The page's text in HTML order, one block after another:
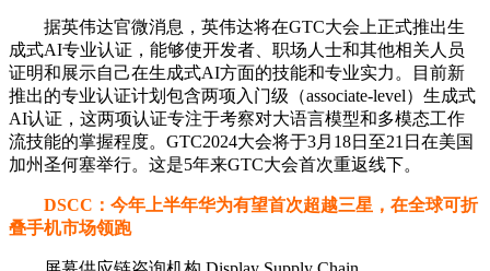
据英伟达官微消息，英伟达将在GTC大会上正式推出生
成式AI专业认证，能够使开发者、职场人士和其他相关人员
证明和展示自己在生成式AI方面的技能和专业实力。目前新
推出的专业认证计划包含两项入门级（associate-level）生成式
AI认证，这两项认证专注于考察对大语言模型和多模态工作
流技能的掌握程度。GTC2024大会将于3月18日至21日在美国
加州圣何塞举行。这是5年来GTC大会首次重返线下。
DSCC ： 今年上半年华为有望首次超越三星，在全球可折
叠手机市场领跑